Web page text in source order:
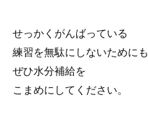
せっかくがんばっている
練習を無駄にしないためにも
ぜひ水分補給を
こまめにしてください。